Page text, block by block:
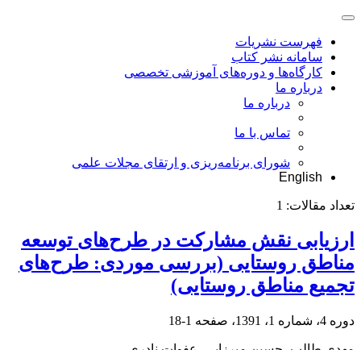
فهرست نشریات
سامانه نشر کتاب
کارگاه‌ها و دوره‌های آموزشی تخصصی
درباره ما
درباره ما
تماس با ما
شورای برنامه‌ریزی و ارتقای مجلات علمی
English
تعداد مقالات: 1
ارزیابی نقش مشارکت در طرح‌های توسعه
مناطق روستایی (بررسی موردی: طرح‌های
تجمیع مناطق روستایی)
دوره 4، شماره 1، 1391، صفحه 1-18